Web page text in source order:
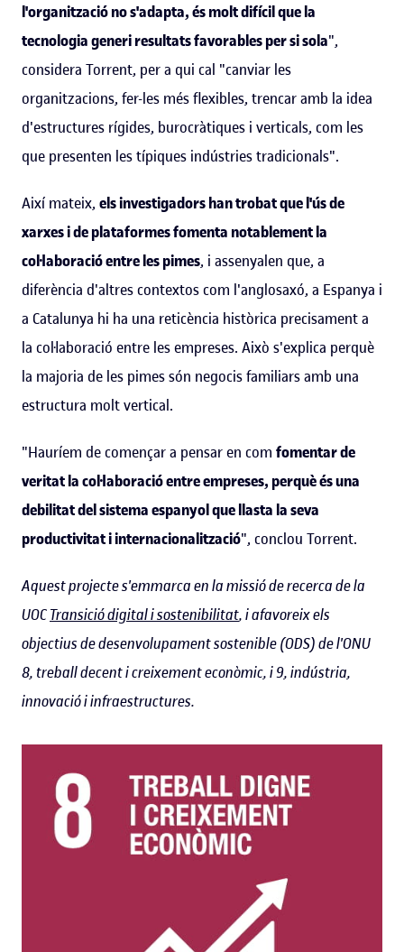
l'organització no s'adapta, és molt difícil que la
tecnologia generi resultats favorables per si sola",
considera Torrent, per a qui cal "canviar les
organitzacions, fer-les més flexibles, trencar amb la idea
d'estructures rígides, burocràtiques i verticals, com les
que presenten les típiques indústries tradicionals".
Així mateix, els investigadors han trobat que l'ús de
xarxes i de plataformes fomenta notablement la
col·laboració entre les pimes, i assenyalen que, a
diferència d'altres contextos com l'anglosaxó, a Espanya i
a Catalunya hi ha una reticència històrica precisament a
la col·laboració entre les empreses. Això s'explica perquè
la majoria de les pimes són negocis familiars amb una
estructura molt vertical.
"Hauríem de començar a pensar en com fomentar de
veritat la col·laboració entre empreses, perquè és una
debilitat del sistema espanyol que llasta la seva
productivitat i internacionalització", conclou Torrent.
Aquest projecte s'emmarca en la missió de recerca de la
UOCTransició digital i sostenibilitat, i afavoreix els
objectius de desenvolupament sostenible (ODS) de l'ONU
8, treball decent i creixement econòmic, i 9, indústria,
innovació i infraestructures.